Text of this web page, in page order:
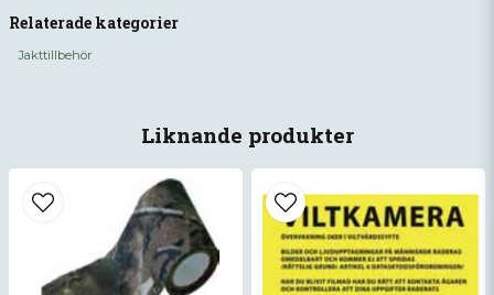
Liknande produkter
Fråga oss något om denna produkten...
email
Mejladress
Relaterade kategorier
Jakttillbehör